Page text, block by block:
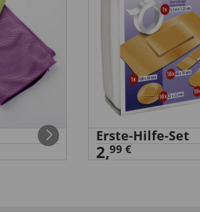
Erste-Hilfe-Set
2,99 €